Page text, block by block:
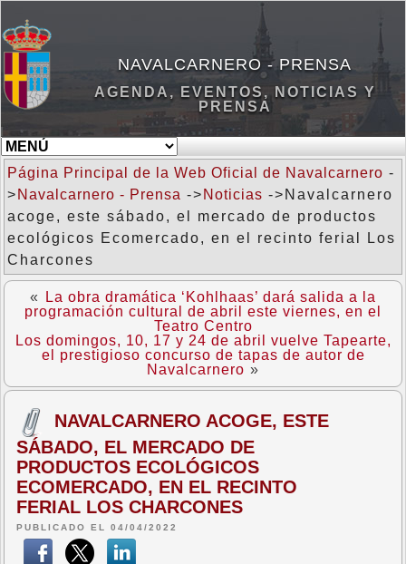
NAVALCARNERO - PRENSA
AGENDA, EVENTOS, NOTICIAS Y
PRENSA
Página Principal de la Web Oficial de Navalcarnero -
> Navalcarnero - Prensa -> Noticias ->Navalcarnero
acoge, este sábado, el mercado de productos
ecológicos Ecomercado, en el recinto ferial Los
Charcones
«
La obra dramática ‘Kohlhaas’ dará salida a la
programación cultural de abril este viernes, en el
Teatro Centro
Los domingos, 10, 17 y 24 de abril vuelve Tapearte,
el prestigioso concurso de tapas de autor de
Navalcarnero »
NAVALCARNERO ACOGE, ESTE
SÁBADO, EL MERCADO DE
PRODUCTOS ECOLÓGICOS
ECOMERCADO, EN EL RECINTO
FERIAL LOS CHARCONES
PUBLICADO EL 04/04/2022